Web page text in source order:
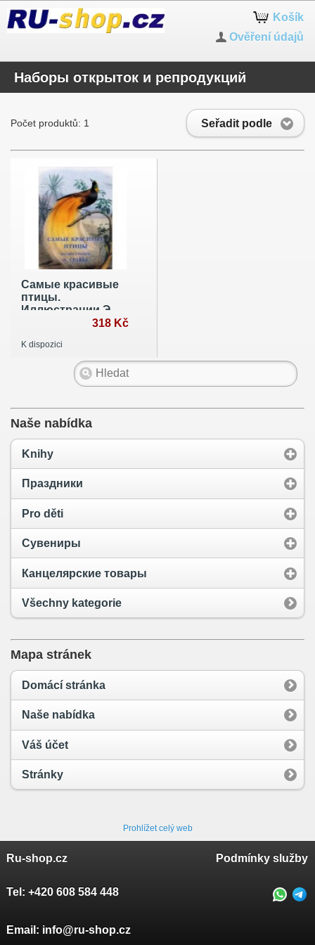
Košík
Ověření údajů
Наборы открыток и репродукций
Seřadit podle
Počet produktů: 1
Самые красивые
птицы.
Иллюстрации Э.
318 Kč
K dispozici
Naše nabídka
Knihy
Праздники
Pro děti
Сувениры
Канцелярские товары
Všechny kategorie
Mapa stránek
Domácí stránka
Naše nabídka
Váš účet
Stránky
Prohlížet celý web
Ru-shop.cz Podmínky služby
Tel: +420 608 584 448
Email: info@ru-shop.cz